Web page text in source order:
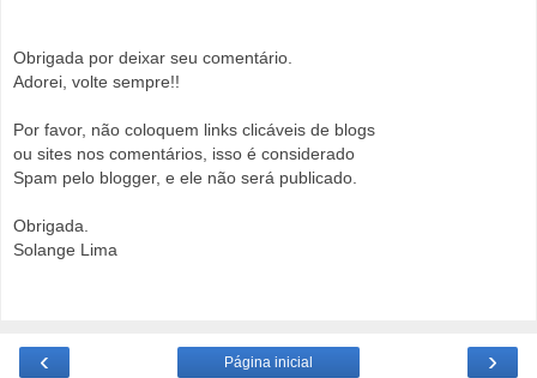
Obrigada por deixar seu comentário.
Adorei, volte sempre!!
Por favor, não coloquem links clicáveis de blogs
ou sites nos comentários, isso é considerado
Spam pelo blogger, e ele não será publicado.
Obrigada.
Solange Lima
‹ ›
Página inicial